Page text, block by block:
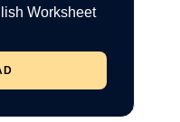
Worksheet